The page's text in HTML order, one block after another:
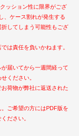
ッション性に限界がござ
、ケース割れが発生する
してしまう可能性もござ
は責任を負いかねます。
届いてから一週間経って
ください。
荷物が弊社に返送された
ご希望の方にはPDF版を
ださい。